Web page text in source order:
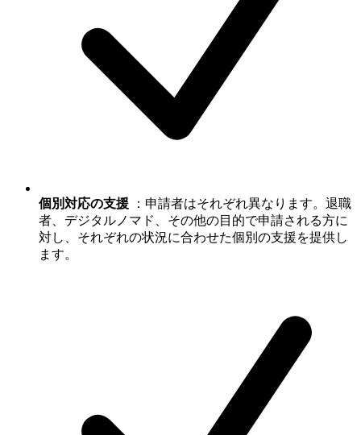
個別対応の支援 ：申請者はそれぞれ異なります。退職
者、デジタルノマド、その他の目的で申請される方に
対し、それぞれの状況に合わせた個別の支援を提供し
ます。